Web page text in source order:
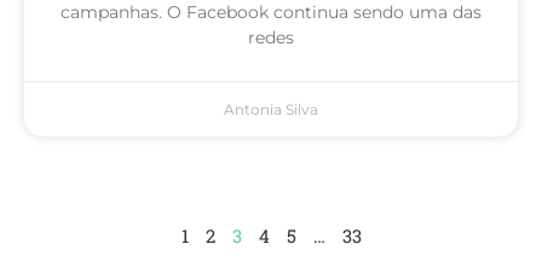
campanhas. O Facebook continua sendo uma das
redes
Antonia Silva
1 2 3 4 5 … 33